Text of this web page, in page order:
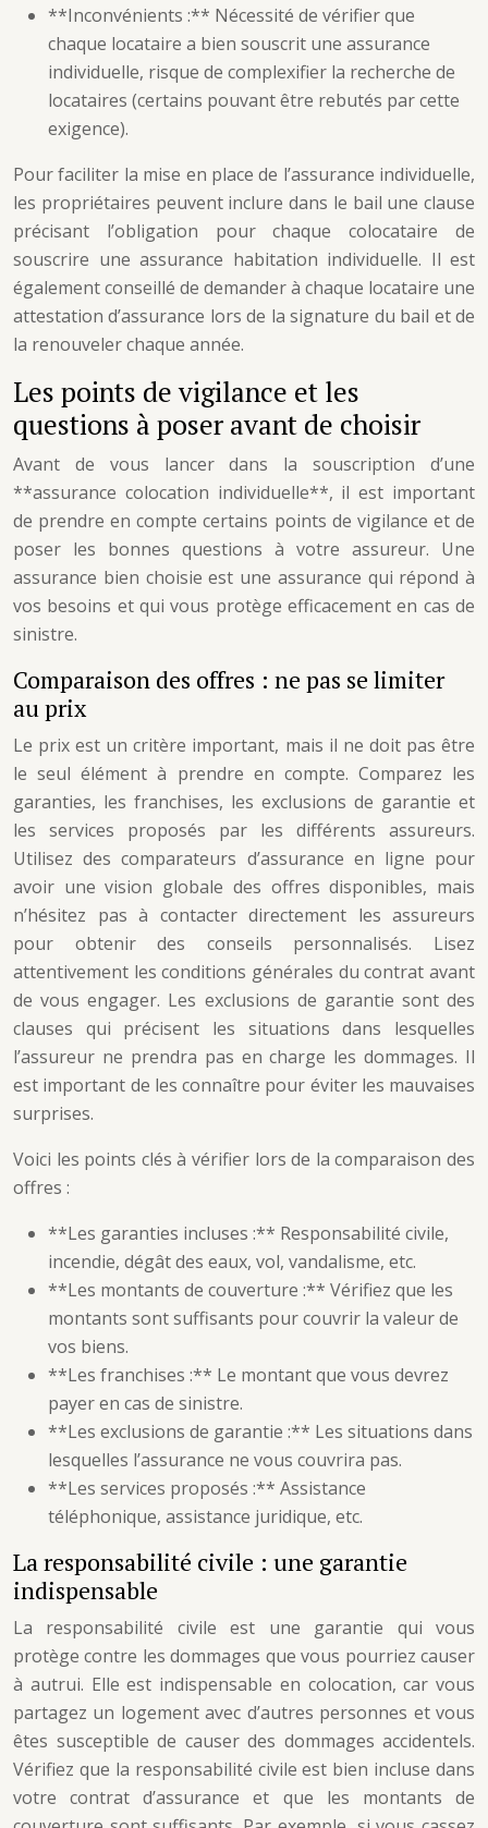
**Inconvénients :** Nécessité de vérifier que
chaque locataire a bien souscrit une assurance
individuelle, risque de complexifier la recherche de
locataires (certains pouvant être rebutés par cette
exigence).
Pour faciliter la mise en place de l’assurance individuelle,
les propriétaires peuvent inclure dans le bail une clause
précisant l’obligation pour chaque colocataire de
souscrire une assurance habitation individuelle. Il est
également conseillé de demander à chaque locataire une
attestation d’assurance lors de la signature du bail et de
la renouveler chaque année.
Les points de vigilance et les
questions à poser avant de choisir
Avant de vous lancer dans la souscription d’une
**assurance colocation individuelle**, il est important
de prendre en compte certains points de vigilance et de
poser les bonnes questions à votre assureur. Une
assurance bien choisie est une assurance qui répond à
vos besoins et qui vous protège efficacement en cas de
sinistre.
Comparaison des offres : ne pas se limiter
au prix
Le prix est un critère important, mais il ne doit pas être
le seul élément à prendre en compte. Comparez les
garanties, les franchises, les exclusions de garantie et
les services proposés par les différents assureurs.
Utilisez des comparateurs d’assurance en ligne pour
avoir une vision globale des offres disponibles, mais
n’hésitez pas à contacter directement les assureurs
pour obtenir des conseils personnalisés. Lisez
attentivement les conditions générales du contrat avant
de vous engager. Les exclusions de garantie sont des
clauses qui précisent les situations dans lesquelles
l’assureur ne prendra pas en charge les dommages. Il
est important de les connaître pour éviter les mauvaises
surprises.
Voici les points clés à vérifier lors de la comparaison des
offres :
**Les garanties incluses :** Responsabilité civile,
incendie, dégât des eaux, vol, vandalisme, etc.
**Les montants de couverture :** Vérifiez que les
montants sont suffisants pour couvrir la valeur de
vos biens.
**Les franchises :** Le montant que vous devrez
payer en cas de sinistre.
**Les exclusions de garantie :** Les situations dans
lesquelles l’assurance ne vous couvrira pas.
**Les services proposés :** Assistance
téléphonique, assistance juridique, etc.
La responsabilité civile : une garantie
indispensable
La responsabilité civile est une garantie qui vous
protège contre les dommages que vous pourriez causer
à autrui. Elle est indispensable en colocation, car vous
partagez un logement avec d’autres personnes et vous
êtes susceptible de causer des dommages accidentels.
Vérifiez que la responsabilité civile est bien incluse dans
votre contrat d’assurance et que les montants de